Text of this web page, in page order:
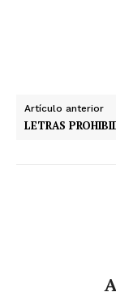
Artículo anterior
LETRAS